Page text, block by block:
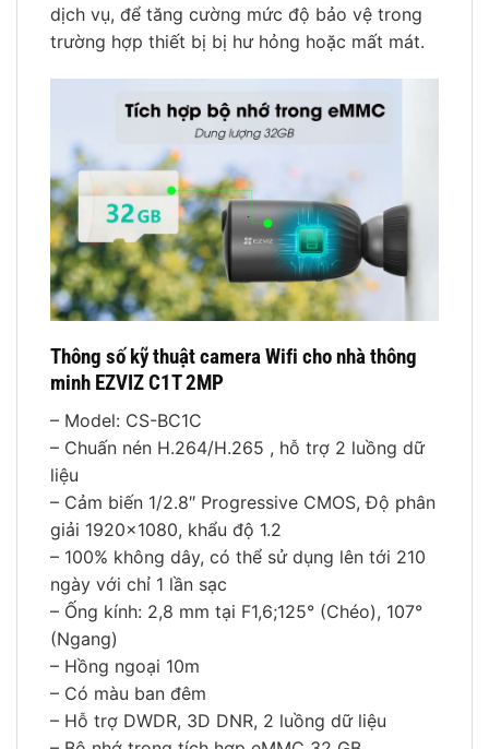
dịch vụ, để tăng cường mức độ bảo vệ trong
trường hợp thiết bị bị hư hỏng hoặc mất mát.
Thông số kỹ thuật camera Wifi cho nhà thông
minh EZVIZ C1T 2MP
– Model: CS-BC1C
– Chuấn nén H.264/H.265 , hỗ trợ 2 luồng dữ
liệu
– Cảm biến 1/2.8″ Progressive CMOS, Độ phân
giải 1920×1080, khẩu độ 1.2
– 100% không dây, có thể sử dụng lên tới 210
ngày với chỉ 1 lần sạc
– Ống kính: 2,8 mm tại F1,6;125° (Chéo), 107°
(Ngang)
– Hồng ngoại 10m
– Có màu ban đêm
– Hỗ trợ DWDR, 3D DNR, 2 luồng dữ liệu